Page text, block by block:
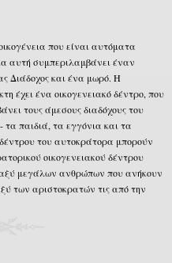
που είναι αυτόματα
αυτή συμπεριλαμβάνει έναν
Διάδοχος και ένα μωρό. Η
έχει ένα οικογενειακό δέντρο, που
τους άμεσους διαδόχους του
παιδιά, τα εγγόνια και τα
του αυτοκράτορα μπορούν
οικογενειακού δέντρου
μεγάλων ανθρώπων που ανήκουν
των αριστοκρατών τις από την